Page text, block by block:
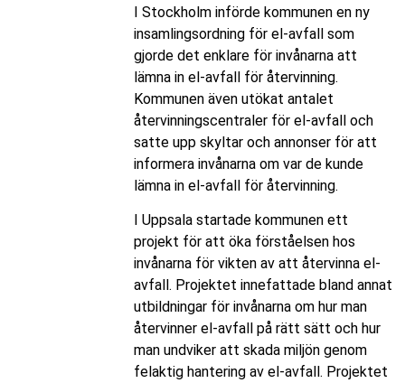
I Stockholm införde kommunen en ny
insamlingsordning för el-avfall som
gjorde det enklare för invånarna att
lämna in el-avfall för återvinning.
Kommunen även utökat antalet
återvinningscentraler för el-avfall och
satte upp skyltar och annonser för att
informera invånarna om var de kunde
lämna in el-avfall för återvinning.
I Uppsala startade kommunen ett
projekt för att öka förståelsen hos
invånarna för vikten av att återvinna el-
avfall. Projektet innefattade bland annat
utbildningar för invånarna om hur man
återvinner el-avfall på rätt sätt och hur
man undviker att skada miljön genom
felaktig hantering av el-avfall. Projektet